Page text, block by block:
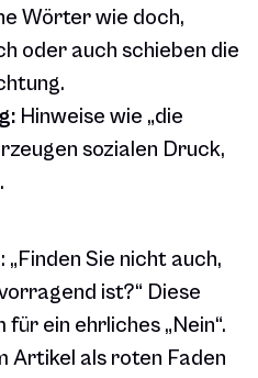
Wörter wie doch,
oder auch schieben die
Hinweise wie „die
sozialen Druck,
„Finden Sie nicht auch,
ist?“ Diese
ein ehrliches „Nein“.
Artikel als roten Faden